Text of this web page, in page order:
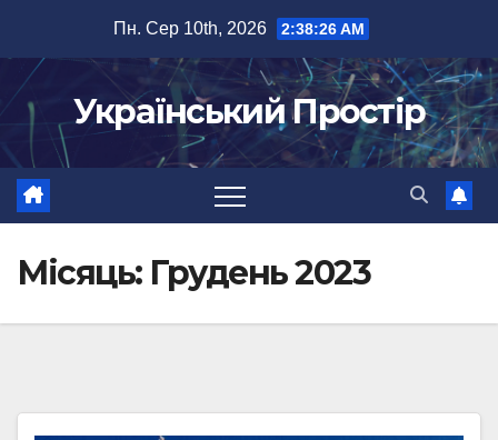
вмісту
Пн. Сер 10th, 2026 2:38:27 AM
Український Простір
Місяць: Грудень 2023